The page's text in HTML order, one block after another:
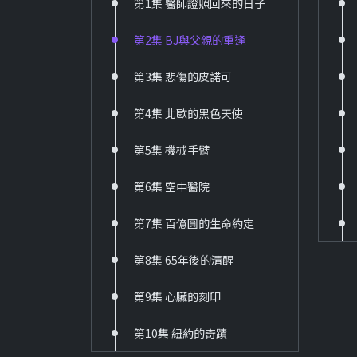
第1集 醫師證照回來的日子
第2集 BJ與父親的重逢
第3集 悲傷的皮諾可
第4集 北歐的黑色天使
第5集 機械手臂
第6集 空中醫院
第7集 百億圓的生命約定
第8集 65年後的清醒
第9集 心臟的刻印
第10集 紐約的奇蹟